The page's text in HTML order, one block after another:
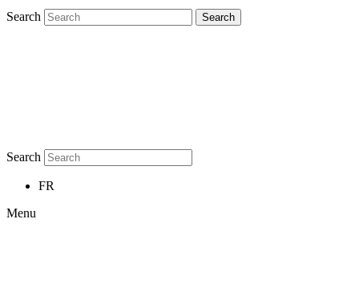
Search Search
Search
FR
Menu